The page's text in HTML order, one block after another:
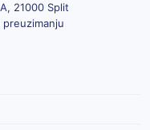
21000 Split